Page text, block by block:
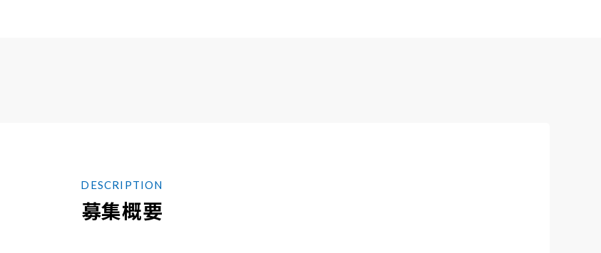
D ESCRI PTION
募集概要